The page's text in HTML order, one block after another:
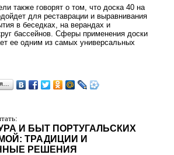
также говорят о том, что доска 40 на
для реставрации и выравнивания
в беседках, на верандах и
бассейнов. Сферы применения доски
ее одним из самых универсальных
И БЫТ ПОРТУГАЛЬСКИХ
ТРАДИЦИИ И
РЕШЕНИЯ